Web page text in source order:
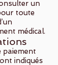
un
toute
médical.
paiement
indiqués